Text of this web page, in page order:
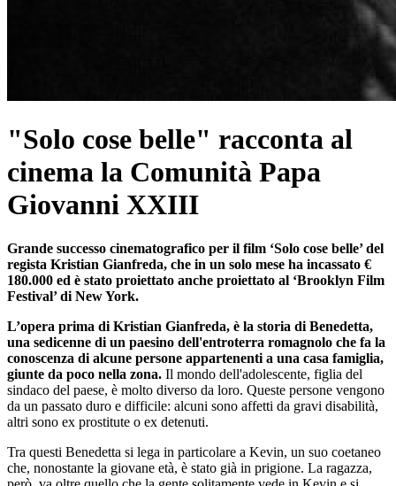
"Solo cose belle" racconta al
cinema la Comunità Papa
Giovanni XXIII
Grande successo cinematografico per il film ‘Solo cose belle’ del
regista Kristian Gianfreda, che in un solo mese ha incassato €
180.000 ed è stato proiettato anche proiettato al ‘Brooklyn Film
Festival’ di New York.
L’opera prima di Kristian Gianfreda, è la storia di Benedetta,
una sedicenne di un paesino dell'entroterra romagnolo che fa la
conoscenza di alcune persone appartenenti a una casa famiglia,
giunte da poco nella zona. Il mondo dell'adolescente, figlia del
sindaco del paese, è molto diverso da loro. Queste persone vengono
da un passato duro e difficile: alcuni sono affetti da gravi disabilità,
altri sono ex prostitute o ex detenuti.
Tra questi Benedetta si lega in particolare a Kevin, un suo coetaneo
che, nonostante la giovane età, è stato già in prigione. La ragazza,